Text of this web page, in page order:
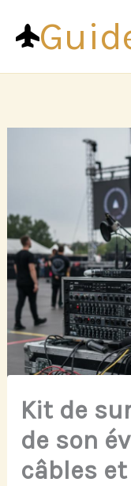
contenu
Kit de
de son
câbles